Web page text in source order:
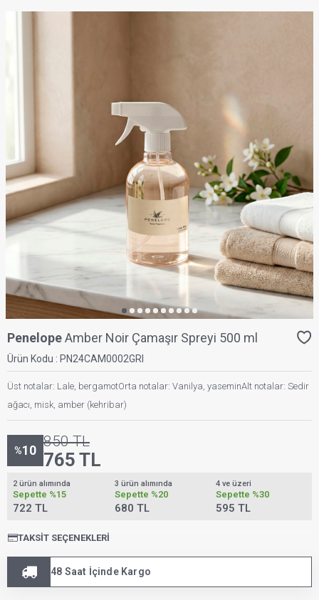
PenelopeAmber Noir Çamaşır Spreyi 500 ml
Ürün Kodu : PN24CAM0002GRI
Üst notalar: Lale, bergamotOrta notalar: Vanilya, yaseminAlt notalar: Sedir
ağacı, misk, amber (kehribar)
%10
850TL
765 TL
2 ürün alımında
Sepette %15
722 TL
3 ürün alımında
Sepette %20
680 TL
4 ve üzeri
Sepette %30
595 TL
TAKSIT SEÇENEKLERI
48 Saat İçinde Kargo